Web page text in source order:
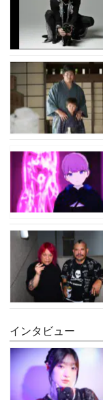
インタビュー